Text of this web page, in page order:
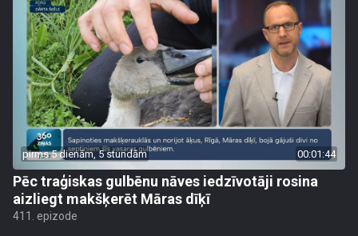
pirms 5 dienām, 5 stundām 00:01:44
Pēc traģiskas gulbēnu nāves iedzīvotāji rosina
aizliegt makšķerēt Māras dīķī
411. epizode